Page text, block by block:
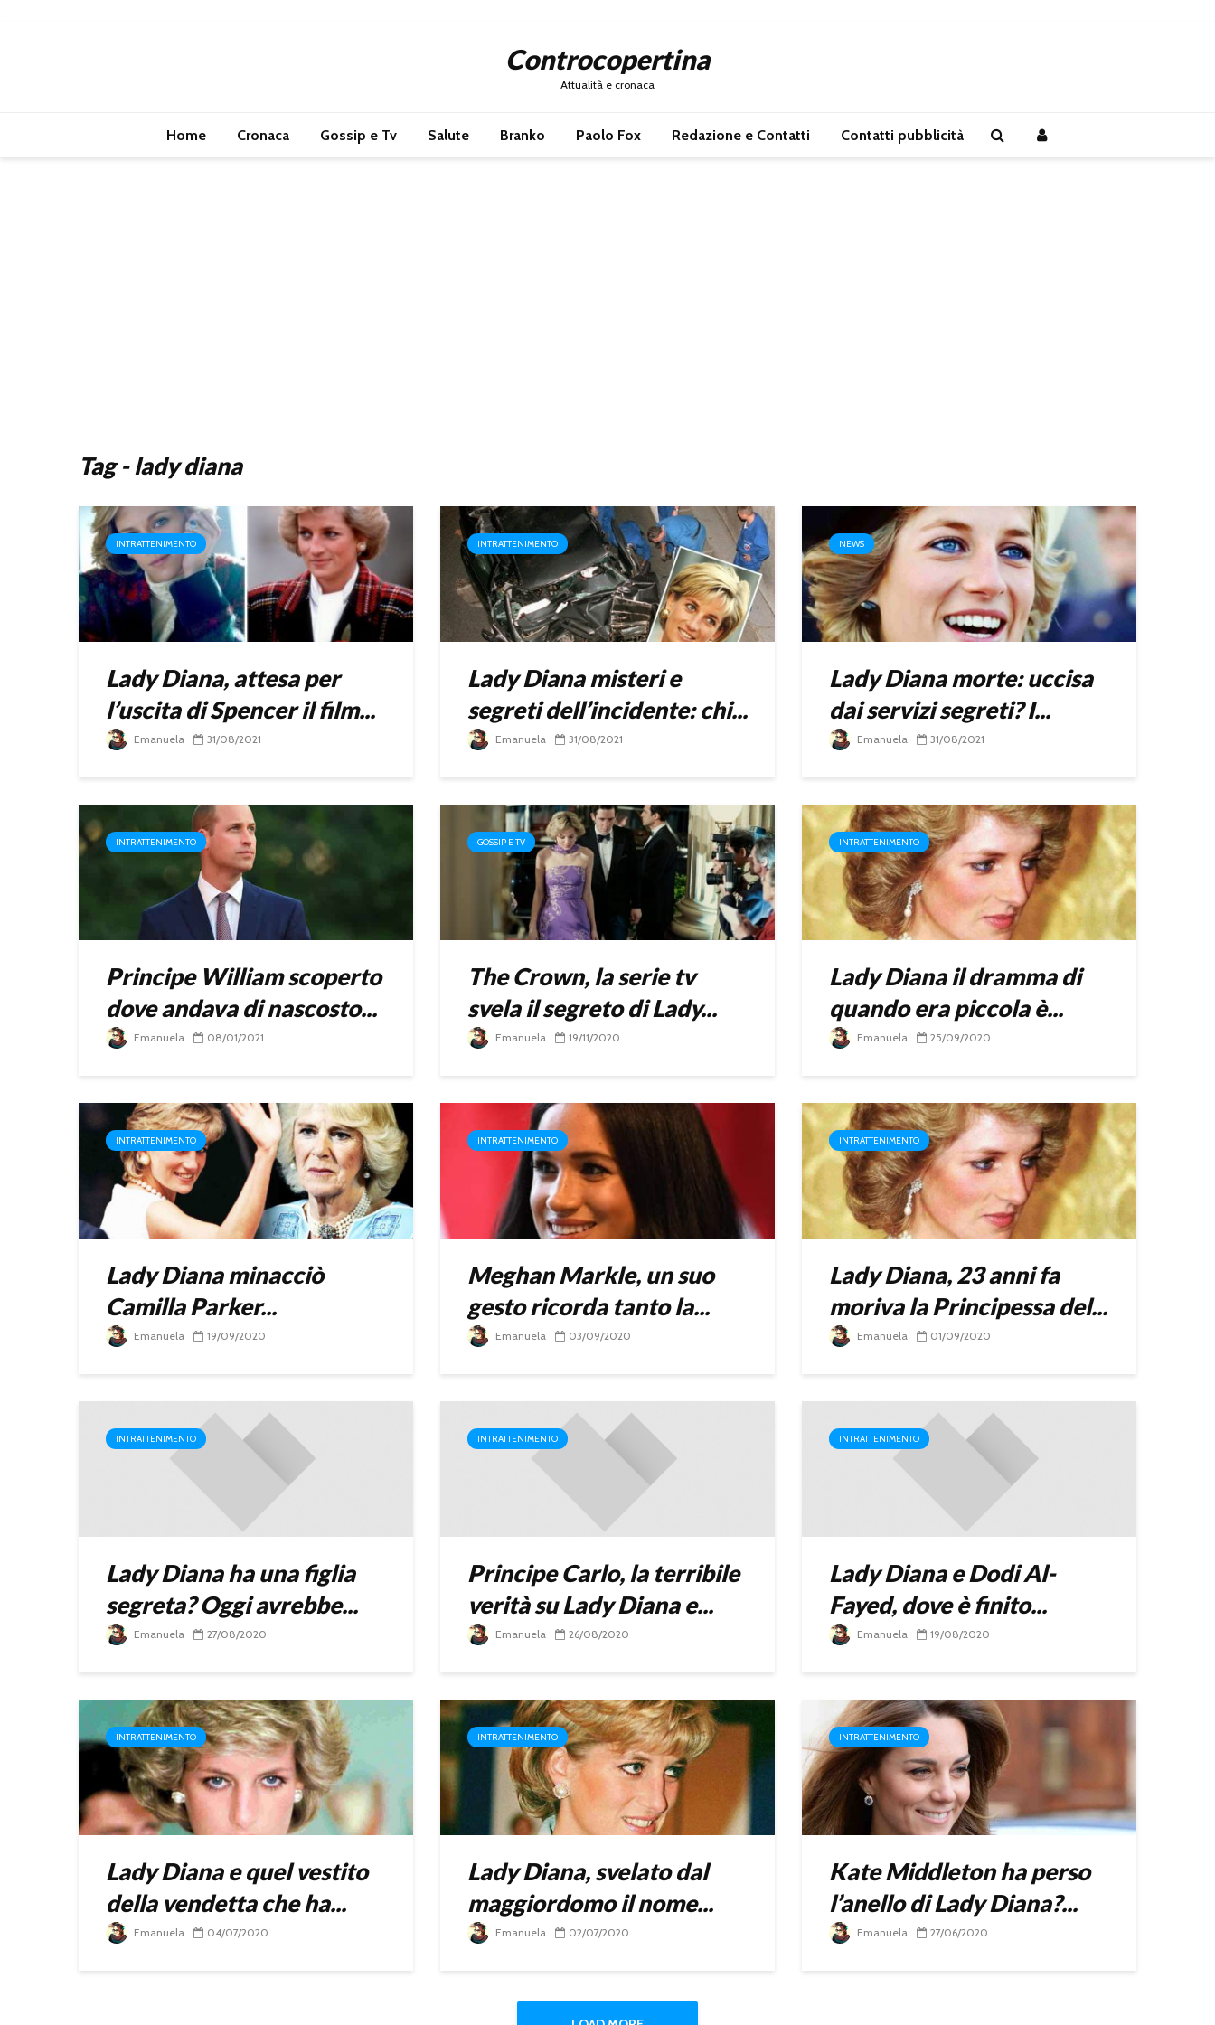
Controcopertina
Attualità e cronaca
Home Cronaca Gossip e Tv Salute Branko Paolo Fox Redazione e Contatti Contatti pubblicità
Tag - lady diana
INTRATTENIMENTO
Lady Diana, attesa per
l’uscita di Spencer il film...
Emanuela 31/08/2021
INTRATTENIMENTO
Lady Diana misteri e
segreti dell’incidente: chi...
Emanuela 31/08/2021
NEWS
Lady Diana morte: uccisa
dai servizi segreti? I...
Emanuela 31/08/2021
INTRATTENIMENTO
Principe William scoperto
dove andava di nascosto...
Emanuela 08/01/2021
GOSSIP E TV
The Crown, la serie tv
svela il segreto di Lady...
Emanuela 19/11/2020
INTRATTENIMENTO
Lady Diana il dramma di
quando era piccola è...
Emanuela 25/09/2020
INTRATTENIMENTO
Lady Diana minacciò
Camilla Parker...
Emanuela 19/09/2020
INTRATTENIMENTO
Meghan Markle, un suo
gesto ricorda tanto la...
Emanuela 03/09/2020
INTRATTENIMENTO
Lady Diana, 23 anni fa
moriva la Principessa del...
Emanuela 01/09/2020
INTRATTENIMENTO
Lady Diana ha una figlia
segreta? Oggi avrebbe...
Emanuela 27/08/2020
INTRATTENIMENTO
Principe Carlo, la terribile
verità su Lady Diana e...
Emanuela 26/08/2020
INTRATTENIMENTO
Lady Diana e Dodi Al-
Fayed, dove è finito...
Emanuela 19/08/2020
INTRATTENIMENTO
Lady Diana e quel vestito
della vendetta che ha...
Emanuela 04/07/2020
INTRATTENIMENTO
Lady Diana, svelato dal
maggiordomo il nome...
Emanuela 02/07/2020
INTRATTENIMENTO
Kate Middleton ha perso
l’anello di Lady Diana?...
Emanuela 27/06/2020